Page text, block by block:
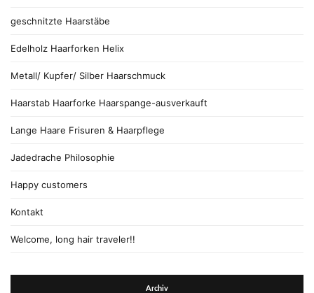
geschnitzte Haarstäbe
Edelholz Haarforken Helix
Metall/ Kupfer/ Silber Haarschmuck
Haarstab Haarforke Haarspange-ausverkauft
Lange Haare Frisuren & Haarpflege
Jadedrache Philosophie
Happy customers
Kontakt
Welcome, long hair traveler!!
Archiv